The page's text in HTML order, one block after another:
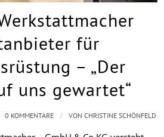
für
– „Der
uns gewartet“
0 KOMMENTARE / VONCHRISTINE SCHÖNFELD